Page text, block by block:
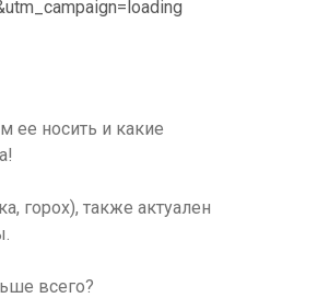
ее носить и какие
горох), также актуален
всего?